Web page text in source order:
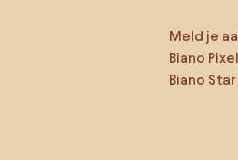
Meld je
Biano Pixel
Biano Star